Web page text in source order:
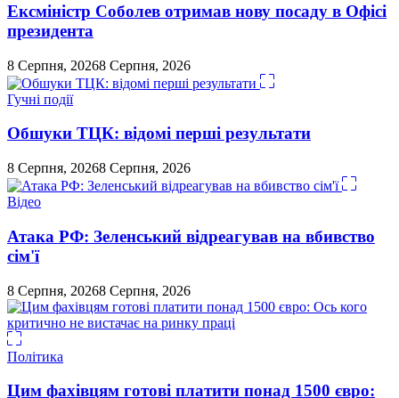
Ексміністр Соболев отримав нову посаду в Офісі
президента
8 Серпня, 20268 Серпня, 2026
Гучні події
Обшуки ТЦК: відомі перші результати
8 Серпня, 20268 Серпня, 2026
Відео
Атака РФ: Зеленський відреагував на вбивство
сім'ї
8 Серпня, 20268 Серпня, 2026
Політика
Цим фахівцям готові платити понад 1500 євро: